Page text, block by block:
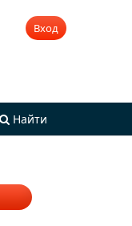
Найти
Вход